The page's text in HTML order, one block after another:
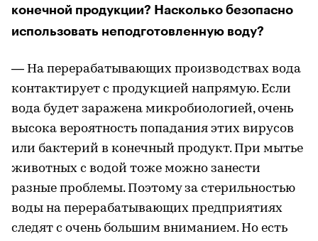
конечной продукции? Насколько безопасно
использовать неподготовленную воду?
— На перерабатывающих производствах вода
контактирует с продукцией напрямую. Если
вода будет заражена микробиологией, очень
высока вероятность попадания этих вирусов
или бактерий в конечный продукт. При мытье
животных с водой тоже можно занести
разные проблемы. Поэтому за стерильностью
воды на перерабатывающих предприятиях
следят с очень большим вниманием. Но есть